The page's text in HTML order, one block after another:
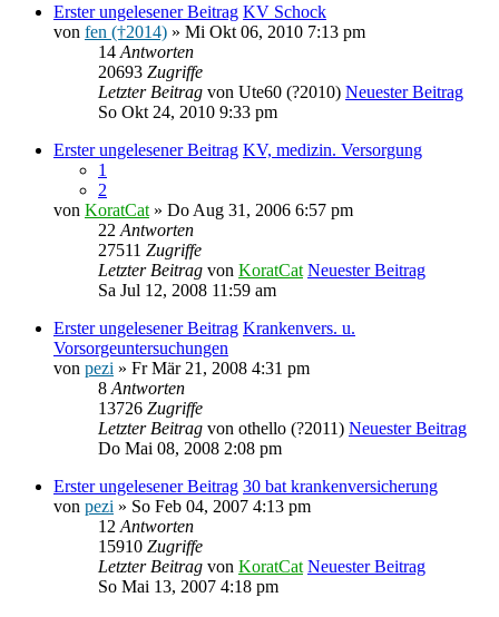
Erster ungelesener Beitrag KV Schock
von fen (†2014) » Mi Okt 06, 2010 7:13 pm
14 Antworten
20693 Zugriffe
Letzter Beitrag von Ute60 (?2010) Neuester Beitrag
So Okt 24, 2010 9:33 pm
Erster ungelesener Beitrag KV, medizin. Versorgung
1
2
von KoratCat » Do Aug 31, 2006 6:57 pm
22 Antworten
27511 Zugriffe
Letzter Beitrag von KoratCat Neuester Beitrag
Sa Jul 12, 2008 11:59 am
Erster ungelesener Beitrag Krankenvers. u.
Vorsorgeuntersuchungen
von pezi » Fr Mär 21, 2008 4:31 pm
8 Antworten
13726 Zugriffe
Letzter Beitrag von othello (?2011) Neuester Beitrag
Do Mai 08, 2008 2:08 pm
Erster ungelesener Beitrag 30 bat krankenversicherung
von pezi » So Feb 04, 2007 4:13 pm
12 Antworten
15910 Zugriffe
Letzter Beitrag von KoratCat Neuester Beitrag
So Mai 13, 2007 4:18 pm